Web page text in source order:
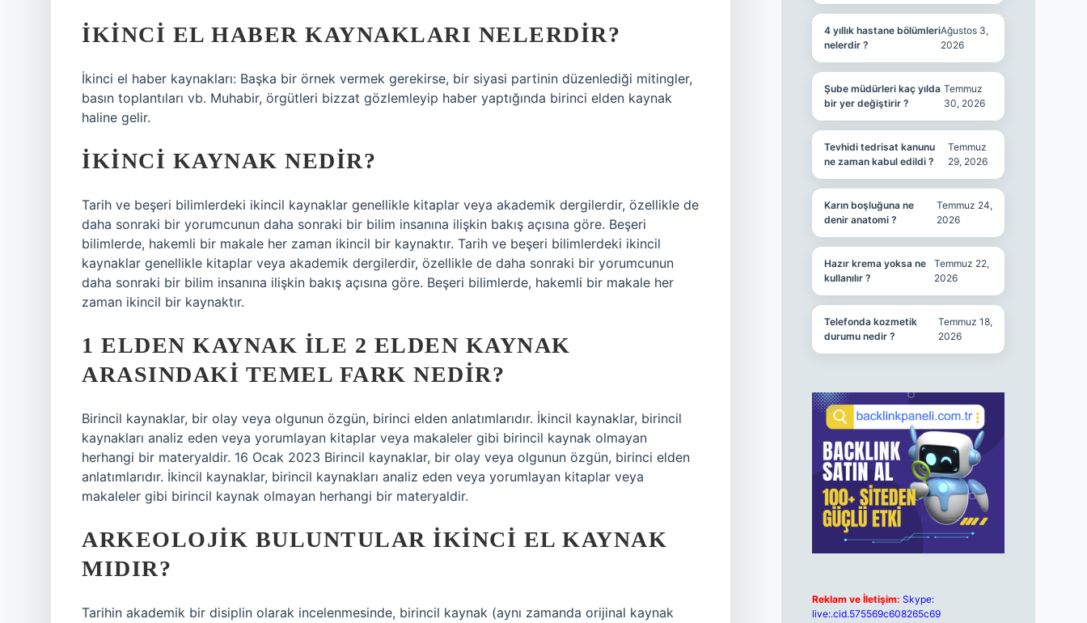
İKINCI EL HABER KAYNAKLARI NELERDIR?
İkinci el haber kaynakları: Başka bir örnek vermek gerekirse, bir siyasi partinin düzenlediği mitingler,
basın toplantıları vb. Muhabir, örgütleri bizzat gözlemleyip haber yaptığında birinci elden kaynak
haline gelir.
İKINCI KAYNAK NEDIR?
Tarih ve beşeri bilimlerdeki ikincil kaynaklar genellikle kitaplar veya akademik dergilerdir, özellikle de
daha sonraki bir yorumcunun daha sonraki bir bilim insanına ilişkin bakış açısına göre. Beşeri
bilimlerde, hakemli bir makale her zaman ikincil bir kaynaktır. Tarih ve beşeri bilimlerdeki ikincil
kaynaklar genellikle kitaplar veya akademik dergilerdir, özellikle de daha sonraki bir yorumcunun
daha sonraki bir bilim insanına ilişkin bakış açısına göre. Beşeri bilimlerde, hakemli bir makale her
zaman ikincil bir kaynaktır.
1 ELDEN KAYNAK ILE 2 ELDEN KAYNAK
ARASINDAKI TEMEL FARK NEDIR?
Birincil kaynaklar, bir olay veya olgunun özgün, birinci elden anlatımlarıdır. İkincil kaynaklar, birincil
kaynakları analiz eden veya yorumlayan kitaplar veya makaleler gibi birincil kaynak olmayan
herhangi bir materyaldir. 16 Ocak 2023 Birincil kaynaklar, bir olay veya olgunun özgün, birinci elden
anlatımlarıdır. İkincil kaynaklar, birincil kaynakları analiz eden veya yorumlayan kitaplar veya
makaleler gibi birincil kaynak olmayan herhangi bir materyaldir.
ARKEOLOJIK BULUNTULAR IKINCI EL KAYNAK
MIDIR?
Tarihin akademik bir disiplin olarak incelenmesinde, birincil kaynak (aynı zamanda orijinal kaynak
4 yıllık hastane bölümleri
nelerdir ?
Ağustos 3,
2026
Şube müdürleri kaç yılda
bir yer değiştirir ?
Temmuz
30, 2026
Tevhidi tedrisat kanunu
ne zaman kabul edildi ?
Temmuz
29, 2026
Karın boşluğuna ne
denir anatomi ?
Temmuz 24,
2026
Hazır krema yoksa ne
kullanılır ?
Temmuz 22,
2026
Telefonda kozmetik
durumu nedir ?
Temmuz 18,
2026
Reklam ve İletişim: Skype:
live:.cid.575569c608265c69